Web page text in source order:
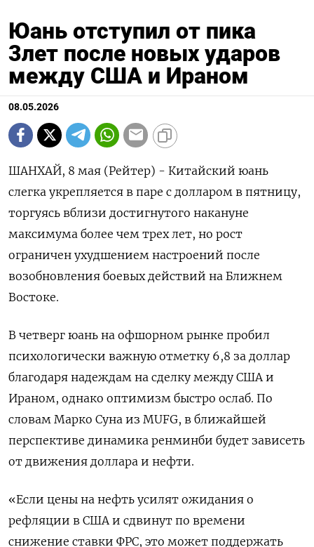
Юань отступил от пика
3лет после новых ударов
между США и Ираном
08.05.2026
ШАНХАЙ, 8 мая (Рейтер) - Китайский юань
слегка укрепляется в паре с долларом в пятницу,
торгуясь вблизи достигнутого накануне
максимума более ‌чем трех лет, но рост
ограничен ухудшением настроений после
возобновления боевых действий на Ближнем
Востоке.
В четверг юань на ​офшорном рынке пробил ​
психологически важную ​отметку 6,8 за ⁠доллар
благодаря надеждам на сделку ‌между США и
Ираном, однако ‌оптимизм быстро ослаб. По
словам Марко Суна из MUFG, ​в ближайшей
перспективе динамика ренминби будет зависеть
‌от движения доллара и нефти.
«Если цены на ​нефть усилят ожидания о
рефляции в США ‌и сдвинут по времени
снижение ставки ФРС, это может поддержать